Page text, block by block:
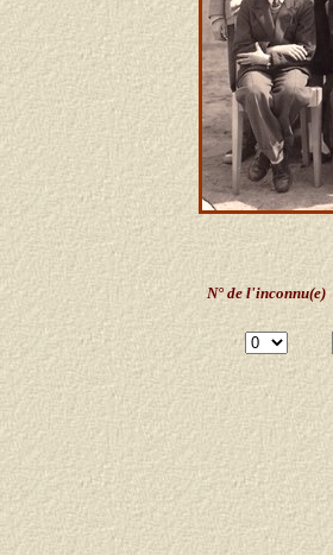
N° de l'inconnu(e)